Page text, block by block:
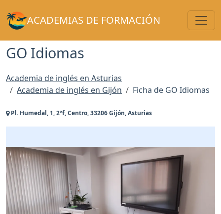
ACADEMIAS DE FORMACIÓN
GO Idiomas
Academia de inglés en Asturias
Academia de inglés en Gijón
Ficha de GO Idiomas
Pl. Humedal, 1, 2ºf, Centro, 33206 Gijón, Asturias